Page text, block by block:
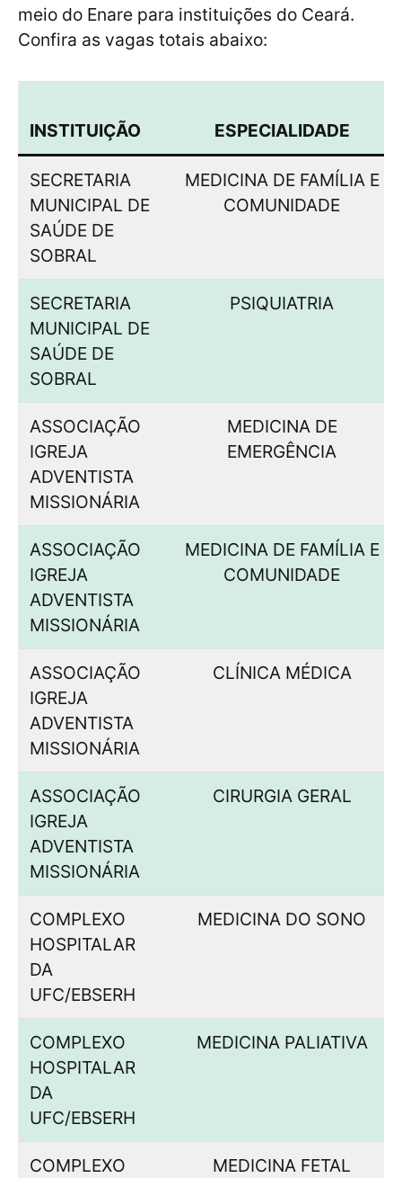
meio do Enare para instituições do Ceará.
Confira as vagas totais abaixo:
INSTITUIÇÃO ESPECIALIDADE
SECRETARIA
MUNICIPAL DE
SAÚDE DE
SOBRAL
MEDICINA DE FAMÍLIA E
COMUNIDADE
SECRETARIA
MUNICIPAL DE
SAÚDE DE
SOBRAL
PSIQUIATRIA
ASSOCIAÇÃO
IGREJA
ADVENTISTA
MISSIONÁRIA
MEDICINA DE
EMERGÊNCIA
ASSOCIAÇÃO
IGREJA
ADVENTISTA
MISSIONÁRIA
MEDICINA DE FAMÍLIA E
COMUNIDADE
ASSOCIAÇÃO
IGREJA
ADVENTISTA
MISSIONÁRIA
CLÍNICA MÉDICA
ASSOCIAÇÃO
IGREJA
ADVENTISTA
MISSIONÁRIA
CIRURGIA GERAL
COMPLEXO
HOSPITALAR
DA
UFC/EBSERH
MEDICINA DO SONO
COMPLEXO
HOSPITALAR
DA
UFC/EBSERH
MEDICINA PALIATIVA
COMPLEXO
MEDICINA FETAL